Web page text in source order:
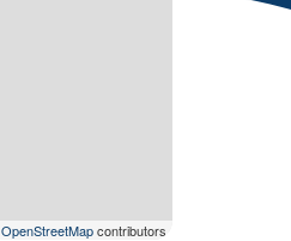
OpenStreetMapcontributors